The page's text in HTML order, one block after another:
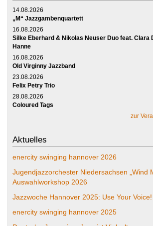
14.08.2026
„M“ Jazzgambenquartett
16.08.2026
Silke Eberhard & Nikolas Neuser Duo feat. Clara
Hanne
16.08.2026
Old Virginny Jazzband
23.08.2026
Felix Petry Trio
28.08.2026
Coloured Tags
zur
Aktuelles
enercity swinging hannover 2026
Jugendjazzorchester Niedersachsen „Wind
Auswahlworkshop 2026
Jazzwoche Hannover 2025: Use Your Voice!
enercity swinging hannover 2025